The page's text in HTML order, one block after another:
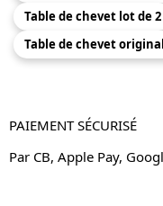
Table de chevet lot de 2
Table de chevet
PAIEMENT SÉCURISÉ
Par CB, Apple Pay,